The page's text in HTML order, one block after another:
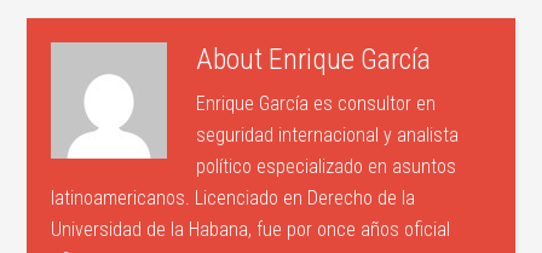
About Enrique García
Enrique García es consultor en
seguridad internacional y analista
político especializado en asuntos
latinoamericanos. Licenciado en Derecho de la
Universidad de la Habana, fue por once años oficial